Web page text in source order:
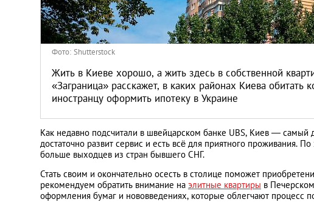
Паттайя
Пхукет
Санкт-Петербург
Фото: Shutterstock
Жить в Киеве хорошо, а жить здесь в собственной
«Заграница» расскажет, в каких районах Киева обитать
иностранцу оформить ипотеку в Украине
Как недавно подсчитали в швейцарском банке UBS, Киев —
достаточно развит сервис и есть всё для приятного проживания.
больше выходцев из стран бывшего СНГ.
Стать своим и окончательно осесть в столице поможет
рекомендуем обратить внимание на элитные квартиры в
оформления бумаг и нововведениях, которые облегчают процесс